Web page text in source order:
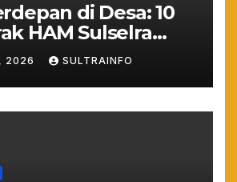
di Desa: 10
HAM Sulselra
Mengawal
2026 SULTRAINFO